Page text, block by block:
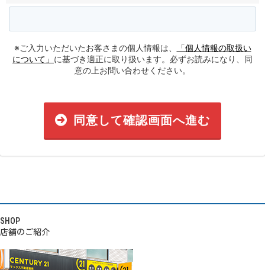
※ご入力いただいたお客さまの個人情報は、
「個人情報の取扱い
について」 に基づき適正に取り扱います。必ずお読みになり、同
意の上お問い合わせください。
同意して確認画面へ進む
SHOP
店舗のご紹介